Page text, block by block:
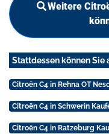
Weitere
Stattdessen können Sie
Citroën C4 in Rehna OT
Citroën C4 in Schwerin
Citroën C4 in Ratzeburg